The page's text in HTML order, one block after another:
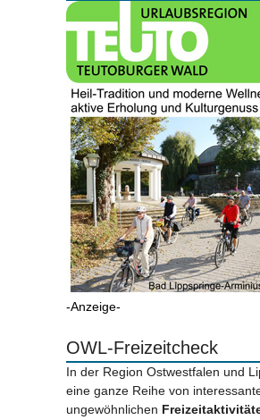
-Anzeige-
OWL-Freizeitcheck
In der Region Ostwestfalen und
eine ganze Reihe von
ungewöhnlichen